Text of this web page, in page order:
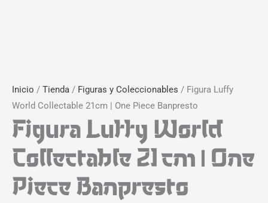
Inicio / Tienda / Figuras y Coleccionables / Figura Luffy
World Collectable 21cm | One Piece Banpresto
Figura Luffy World
Collectable 21cm | One
Piece Banpresto